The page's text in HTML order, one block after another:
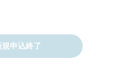
規申込終了